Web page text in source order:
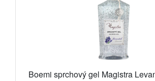
Boemi sprchový gel Magistra